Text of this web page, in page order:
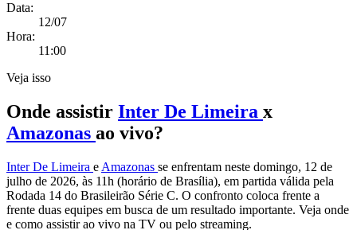
Data:
12/07
Hora:
11:00
Veja isso
Onde assistir Inter De Limeira x
Amazonas ao vivo?
Inter De Limeira e Amazonas se enfrentam neste domingo, 12 de
julho de 2026, às 11h (horário de Brasília), em partida válida pela
Rodada 14 do Brasileirão Série C. O confronto coloca frente a
frente duas equipes em busca de um resultado importante. Veja onde
e como assistir ao vivo na TV ou pelo streaming.